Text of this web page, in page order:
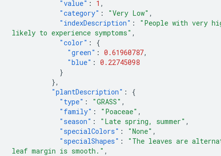
"value" : 1 ,
"category" : "Very Low" ,
"indexDescription" :
"People with very
likely to experience symptoms" ,
"color" :
{
"green" : 0.61960787,
"blue" : 0.22745098
}
},
"plantDescription" :
{
"type" : "GRASS" ,
"family" : "Poaceae" ,
"season" : "Late spring, summer" ,
"specialColors" : "None" ,
"specialShapes" :
"The leaves are
leaf margin is smooth." ,